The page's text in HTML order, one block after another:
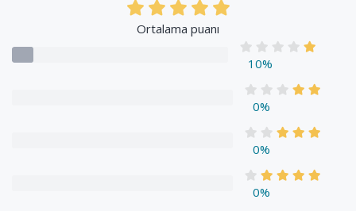
Ortalama puanı
10%
0%
0%
0%